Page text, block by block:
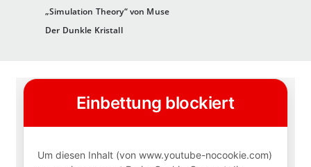
„Simulation Theory“ von Muse
Der Dunkle Kristall